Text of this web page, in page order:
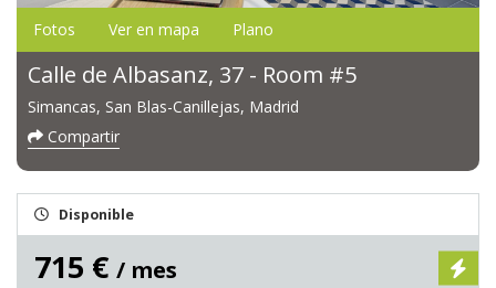
Fotos Ver en mapa Plano
Calle de Albasanz, 37 - Room #5
Simancas, San Blas-Canillejas, Madrid
Compartir
Disponible
715 € / mes